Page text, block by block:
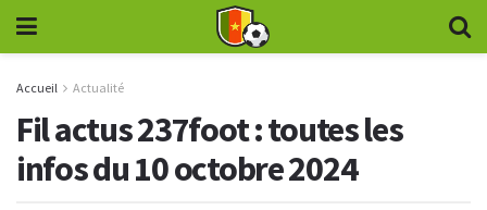
Accueil Actualité
Fil actus 237foot : toutes les
infos du 10 octobre 2024